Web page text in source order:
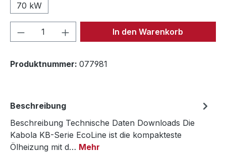
70 kW
Produkt Anzahl: Gib denIn den Warenkorb
Produktnummer: 077981
Beschreibung
Beschreibung Technische Daten Downloads Die
Kabola KB-Serie EcoLine ist die kompakteste
Ölheizung mit d… Mehr